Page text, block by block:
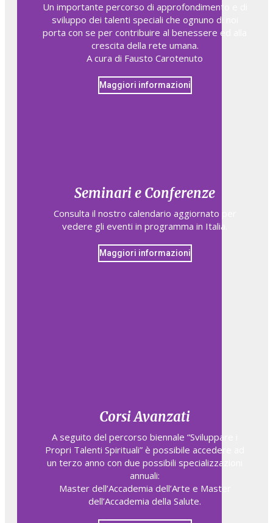
Un importante percorso di approfondimento e di
sviluppo dei talenti speciali che ognuno di noi
porta con se per contribuire al benessere ed alla
crescita della rete umana.
A cura di Fausto Carotenuto
Maggiori informazioni
Seminari e Conferenze
Consulta il nostro calendario aggiornato per
vedere gli eventi in programma in Italia.
Maggiori informazioni
Corsi Avanzati
A seguito del percorso biennale “Sviluppare i
Propri Talenti Spirituali” è possibile accedere ad
un terzo anno con due possibili specializzazioni
annuali:
Master dell’Accademia dell’Arte e Master
dell’Accademia della Salute.